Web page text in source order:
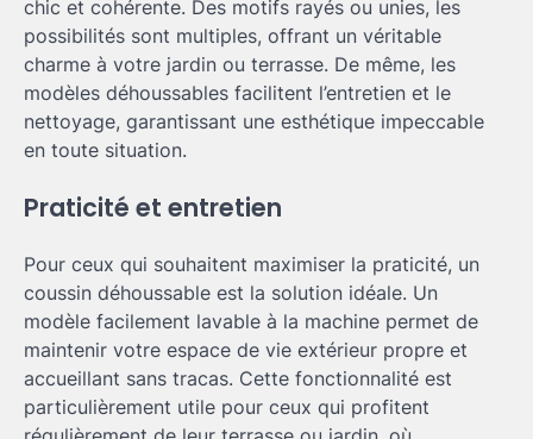
chic et cohérente. Des motifs rayés ou unies, les
possibilités sont multiples, offrant un véritable
charme à votre jardin ou terrasse. De même, les
modèles déhoussables facilitent l’entretien et le
nettoyage, garantissant une esthétique impeccable
en toute situation.
Praticité et entretien
Pour ceux qui souhaitent maximiser la praticité, un
coussin déhoussable est la solution idéale. Un
modèle facilement lavable à la machine permet de
maintenir votre espace de vie extérieur propre et
accueillant sans tracas. Cette fonctionnalité est
particulièrement utile pour ceux qui profitent